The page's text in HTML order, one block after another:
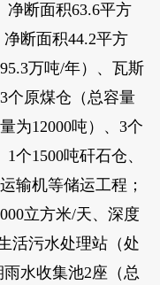
净断面积63.6平方
断面积44.2平方
万吨/年）、瓦斯
个原煤仓（总容量
为12000吨）、3个
个1500吨矸石仓、
输机等储运工程；
立方米/天、深度
活污水处理站（处
水收集池2座（总